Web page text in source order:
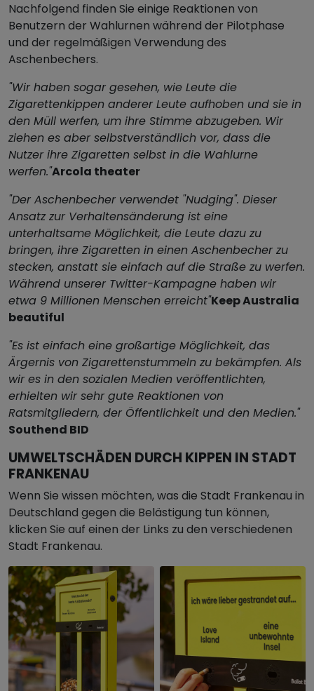
Nachfolgend finden Sie einige Reaktionen von
Benutzern der Wahlurnen während der Pilotphase
und der regelmäßigen Verwendung des
Aschenbechers.
"Wir haben sogar gesehen, wie Leute die
Zigarettenkippen anderer Leute aufhoben und sie in
den Müll werfen, um ihre Stimme abzugeben. Wir
ziehen es aber selbstverständlich vor, dass die
Nutzer ihre Zigaretten selbst in die Wahlurne
werfen."Arcola theater
"Der Aschenbecher verwendet "Nudging". Dieser
Ansatz zur Verhaltensänderung ist eine
unterhaltsame Möglichkeit, die Leute dazu zu
bringen, ihre Zigaretten in einen Aschenbecher zu
stecken, anstatt sie einfach auf die Straße zu werfen.
Während unserer Twitter-Kampagne haben wir
etwa 9 Millionen Menschen erreicht"Keep Australia
beautiful
"Es ist einfach eine großartige Möglichkeit, das
Ärgernis von Zigarettenstummeln zu bekämpfen. Als
wir es in den sozialen Medien veröffentlichten,
erhielten wir sehr gute Reaktionen von
Ratsmitgliedern, der Öffentlichkeit und den Medien."
Southend BID
UMWELTSCHÄDEN DURCH KIPPEN IN STADT
FRANKENAU
Wenn Sie wissen möchten, was die Stadt Frankenau in
Deutschland gegen die Belästigung tun können,
klicken Sie auf einen der Links zu den verschiedenen
Stadt Frankenau.